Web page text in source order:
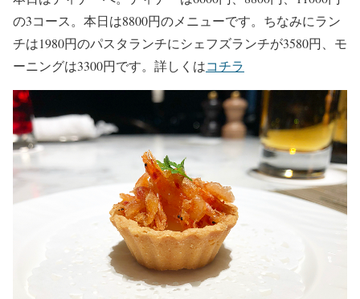
の3コース。本日は8800円のメニューです。ちなみにラン
チは1980円のパスタランチにシェフズランチが3580円、モ
ーニングは3300円です。詳しくはコチラ